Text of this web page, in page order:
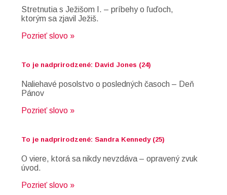
Stretnutia s Ježišom I. – príbehy o ľuďoch,
ktorým sa zjavil Ježiš.
Pozrieť slovo »
To je nadprirodzené: David Jones (24)
Naliehavé posolstvo o posledných časoch – Deň
Pánov
Pozrieť slovo »
To je nadprirodzené: Sandra Kennedy (25)
O viere, ktorá sa nikdy nevzdáva – opravený zvuk
úvod.
Pozrieť slovo »